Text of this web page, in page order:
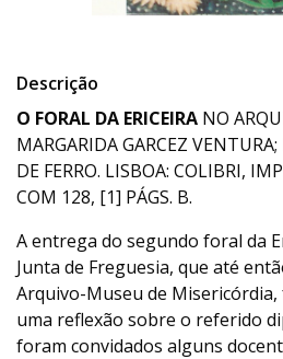
Descrição
O FORAL DA ERICEIRA NO
MARGARIDA GARCEZ
DE FERRO. LISBOA: COLIBRI,
COM 128, [1] PÁGS. B.
A entrega do segundo foral da
Junta de Freguesia, que até
Arquivo-Museu de
uma reflexão sobre o referido
foram convidados alguns